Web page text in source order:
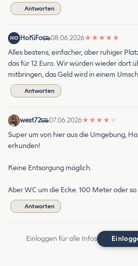
Antworten
HO HoKiFo 08.06.2026★ ★ ★ ★ ★
Alles bestens, einfacher, aber ruhiger
das für 12 Euro. Wir würden wieder dort
mitbringen, das Geld wird in einem
Antworten
west72 07.06.2026★ ★ ★ ★ ★
Super um von hier aus die Umgebung,
erkunden!
Keine Entsorgung möglich.
Aber WC um die Ecke. 100 Meter oder so
Antworten
Einloggen für alle Infos